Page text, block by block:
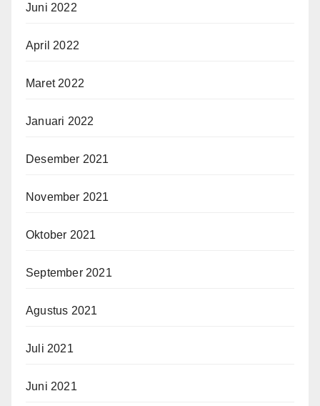
Juni 2022
April 2022
Maret 2022
Januari 2022
Desember 2021
November 2021
Oktober 2021
September 2021
Agustus 2021
Juli 2021
Juni 2021